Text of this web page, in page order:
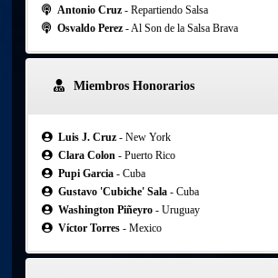
Antonio Cruz- Repartiendo Salsa
Osvaldo Perez - Al Son de la Salsa Brava
Miembros Honorarios
Luis J. Cruz- New York
Clara Colon- Puerto Rico
Pupi Garcia- Cuba
Gustavo 'Cubiche' Sala- Cuba
Washington Piñeyro - Uruguay
Víctor Torres - Mexico